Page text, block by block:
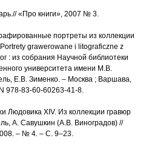
«Про книги», 2007 № 3.
портреты из коллекции
grawerowane i litograficzne z
: из собрания Научной библиотеки
университета имени М.В.
Е.В. Зименко. – Москва ; Варшава,
978-83-60-60263-41-8.
Людовика XIV. Из коллекции гравюр
А. Савушкин (А.В. Виноградов) //
– № 4. – С. 9–23.